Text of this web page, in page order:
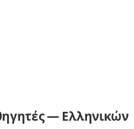
— Ελληνικών